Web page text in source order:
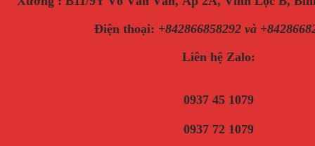
Điện thoại: +842866858292 và
Liên hệ Zalo:
0937 45 1079
0937 72 1079